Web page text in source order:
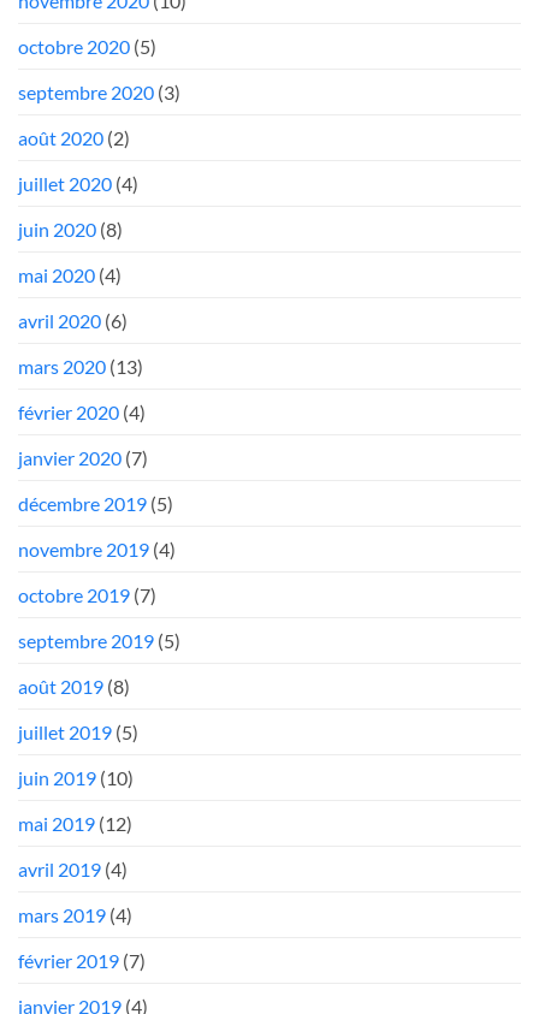
octobre 2020 (5)
septembre 2020 (3)
août 2020 (2)
juillet 2020 (4)
juin 2020 (8)
mai 2020 (4)
avril 2020 (6)
mars 2020 (13)
février 2020 (4)
janvier 2020 (7)
décembre 2019 (5)
novembre 2019 (4)
octobre 2019 (7)
septembre 2019 (5)
août 2019 (8)
juillet 2019 (5)
juin 2019 (10)
mai 2019 (12)
avril 2019 (4)
mars 2019 (4)
février 2019 (7)
janvier 2019 (4)